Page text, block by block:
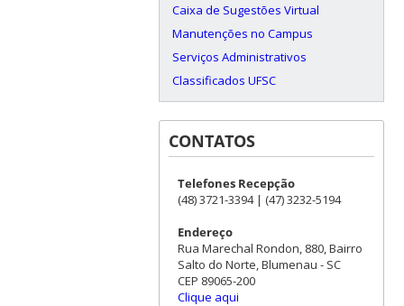
Caixa de Sugestões Virtual
Manutenções no Campus
Serviços Administrativos
Classificados UFSC
CONTATOS
Telefones Recepção
(48) 3721-3394 | (47) 3232-5194
Endereço
Rua Marechal Rondon, 880, Bairro
Salto do Norte, Blumenau - SC
CEP 89065-200
Clique aqui